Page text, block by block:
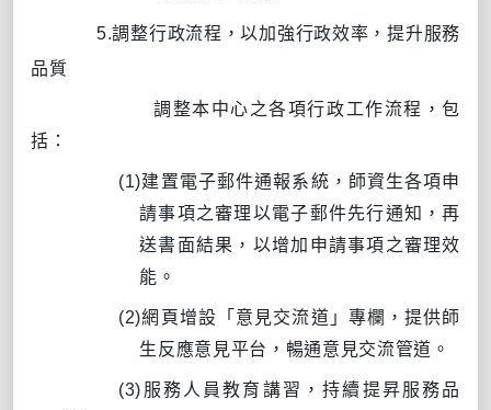
5.調整行政流程，以加強行政效率，提升服務
品質
調整本中心之各項行政工作流程，包
括：
(1)建置電子郵件通報系統，師資生各項申
請事項之審理以電子郵件先行通知，再
送書面結果，以增加申請事項之審理效
能。
(2)網頁增設「意見交流道」專欄，提供師
生反應意見平台，暢通意見交流管道。
(3) 服務人員教育講習，持續提昇服務品